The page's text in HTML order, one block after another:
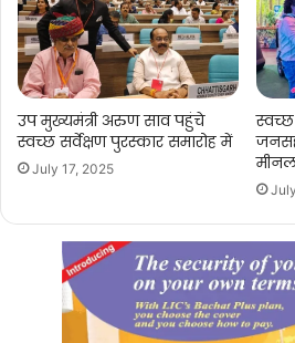
उप मुख्यमंत्री अरुण साव पहुंचे
स्वच्छ सर्वेक्षण पुरस्कार समारोह में
July 17, 2025